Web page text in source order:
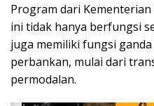
Program dari
ini tidak hanya berfungsi
juga memiliki fungsi
perbankan, mulai dari
permodalan.